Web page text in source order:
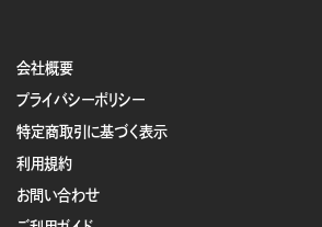
会社概要
プライバシーポリシー
特定商取引に基づく表示
利用規約
お問い合わせ